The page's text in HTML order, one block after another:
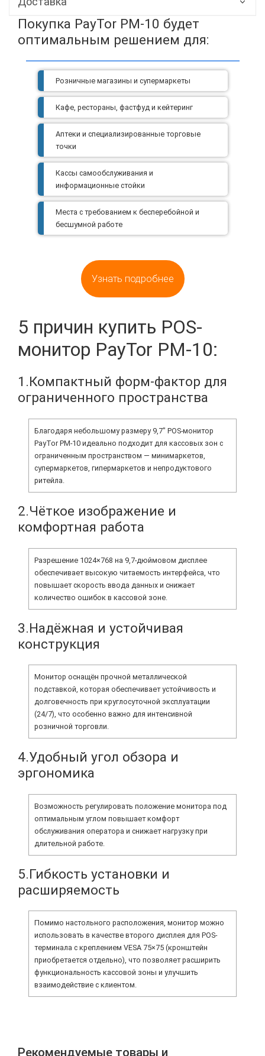
Покупка PayTor PM-10 будет
оптимальным решением для:
Розничные магазины и супермаркеты
Кафе, рестораны, фастфуд и кейтеринг
Аптеки и специализированные торговые
точки
Кассы самообслуживания и
информационные стойки
Места с требованием к бесперебойной и
бесшумной работе
Узнать подробнее
5 причин купить POS-
монитор PayTor PM-10:
1.Компактный форм-фактор для
ограниченного пространства
Благодаря небольшому размеру 9,7" POS-монитор
PayTor PM-10 идеально подходит для кассовых зон с
ограниченным пространством — минимаркетов,
супермаркетов, гипермаркетов и непродуктового
ритейла.
2.Чёткое изображение и
комфортная работа
Разрешение 1024×768 на 9,7-дюймовом дисплее
обеспечивает высокую читаемость интерфейса, что
повышает скорость ввода данных и снижает
количество ошибок в кассовой зоне.
3.Надёжная и устойчивая
конструкция
Монитор оснащён прочной металлической
подставкой, которая обеспечивает устойчивость и
долговечность при круглосуточной эксплуатации
(24/7), что особенно важно для интенсивной
розничной торговли.
4.Удобный угол обзора и
эргономика
Возможность регулировать положение монитора под
оптимальным углом повышает комфорт
обслуживания оператора и снижает нагрузку при
длительной работе.
5.Гибкость установки и
расширяемость
Помимо настольного расположения, монитор можно
использовать в качестве второго дисплея для POS-
терминала с креплением VESA 75×75 (кронштейн
приобретается отдельно), что позволяет расширить
функциональность кассовой зоны и улучшить
взаимодействие с клиентом.
Рекомендуемые товары и